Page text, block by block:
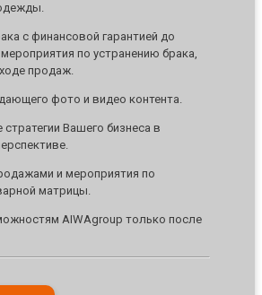
с финансовой гарантией до
по устранению брака,
продаж.
фото и видео контента.
Вашего бизнеса в
и мероприятия по
матрицы.
AIWAgroup только после